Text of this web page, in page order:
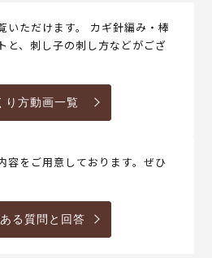
いただけます。 カギ針編み・棒
と、刺し子の刺し方などがござ
り方動画一覧
容をご用意しております。ぜひ
る質問と回答